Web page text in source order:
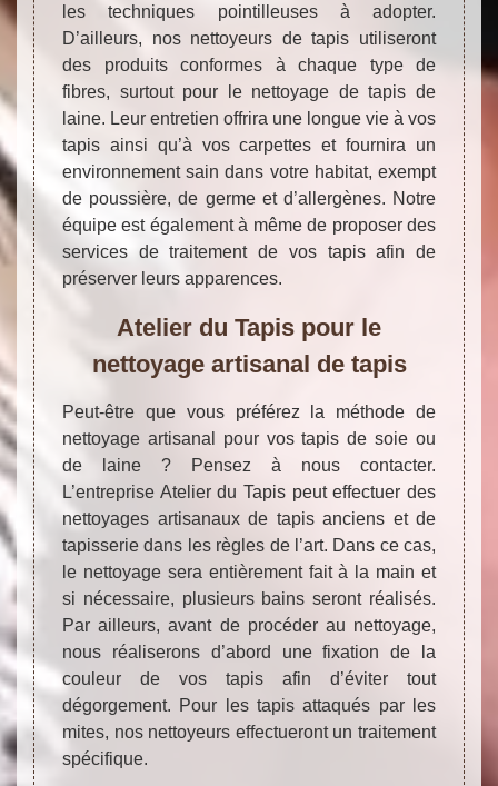
les techniques pointilleuses à adopter.
D’ailleurs, nos nettoyeurs de tapis utiliseront
des produits conformes à chaque type de
fibres, surtout pour le nettoyage de tapis de
laine. Leur entretien offrira une longue vie à vos
tapis ainsi qu’à vos carpettes et fournira un
environnement sain dans votre habitat, exempt
de poussière, de germe et d’allergènes. Notre
équipe est également à même de proposer des
services de traitement de vos tapis afin de
préserver leurs apparences.
Atelier du Tapis pour le
nettoyage artisanal de tapis
Peut-être que vous préférez la méthode de
nettoyage artisanal pour vos tapis de soie ou
de laine ? Pensez à nous contacter.
L’entreprise Atelier du Tapis peut effectuer des
nettoyages artisanaux de tapis anciens et de
tapisserie dans les règles de l’art. Dans ce cas,
le nettoyage sera entièrement fait à la main et
si nécessaire, plusieurs bains seront réalisés.
Par ailleurs, avant de procéder au nettoyage,
nous réaliserons d’abord une fixation de la
couleur de vos tapis afin d’éviter tout
dégorgement. Pour les tapis attaqués par les
mites, nos nettoyeurs effectueront un traitement
spécifique.